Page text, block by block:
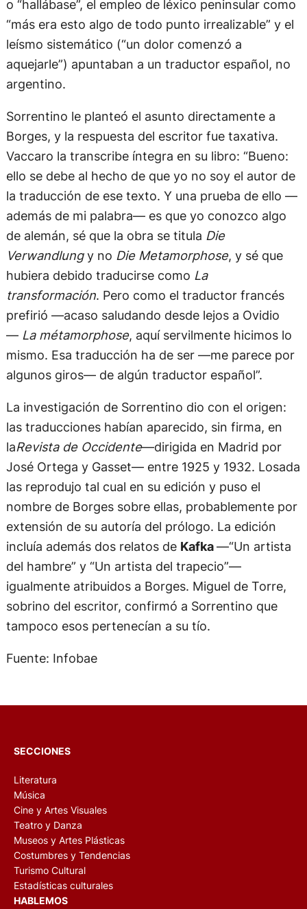
o “hallábase”, el empleo de léxico peninsular como
“más era esto algo de todo punto irrealizable” y el
leísmo sistemático (“un dolor comenzó a
aquejarle”) apuntaban a un traductor español, no
argentino.
Sorrentino le planteó el asunto directamente a
Borges, y la respuesta del escritor fue taxativa.
Vaccaro la transcribe íntegra en su libro: “Bueno:
ello se debe al hecho de que yo no soy el autor de
la traducción de ese texto. Y una prueba de ello —
además de mi palabra— es que yo conozco algo
de alemán, sé que la obra se titula Die
Verwandlungy no Die Metamorphose, y sé que
hubiera debido traducirse como La
transformación. Pero como el traductor francés
prefirió —acaso saludando desde lejos a Ovidio
— La métamorphose, aquí servilmente hicimos lo
mismo. Esa traducción ha de ser —me parece por
algunos giros— de algún traductor español”.
La investigación de Sorrentino dio con el origen:
las traducciones habían aparecido, sin firma, en
laRevista de Occidente—dirigida en Madrid por
José Ortega y Gasset— entre 1925 y 1932. Losada
las reprodujo tal cual en su edición y puso el
nombre de Borges sobre ellas, probablemente por
extensión de su autoría del prólogo. La edición
incluía además dos relatos de Kafka—“Un artista
del hambre” y “Un artista del trapecio”—
igualmente atribuidos a Borges. Miguel de Torre,
sobrino del escritor, confirmó a Sorrentino que
tampoco esos pertenecían a su tío.
Fuente: Infobae
SECCIONES
Literatura
Música
Cine y Artes Visuales
Teatro y Danza
Museos y Artes Plásticas
Costumbres y Tendencias
Turismo Cultural
Estadísticas culturales
HABLEMOS